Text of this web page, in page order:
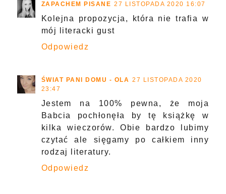
ZAPACHEM PISANE 27 LISTOPADA 2020 16:07
Kolejna propozycja, która nie trafia w
mój literacki gust
Odpowiedz
ŚWIAT PANI DOMU - OLA 27 LISTOPADA 2020
23:47
Jestem na 100% pewna, że moja
Babcia pochłonęła by tę książkę w
kilka wieczorów. Obie bardzo lubimy
czytać ale sięgamy po całkiem inny
rodzaj literatury.
Odpowiedz